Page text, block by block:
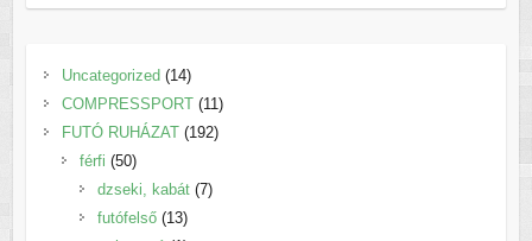
Uncategorized 1414
termék
COMPRESSPORT 1111
termék
FUTÓ RUHÁZAT 192192
férfi 5050
termék
dzseki, kabát 77
futófelső 1313